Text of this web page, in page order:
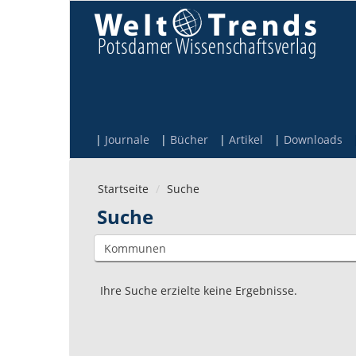
Journale Bücher Artikel Downloads
Startseite Suche
Suche
Ihre Suche erzielte keine Ergebnisse.